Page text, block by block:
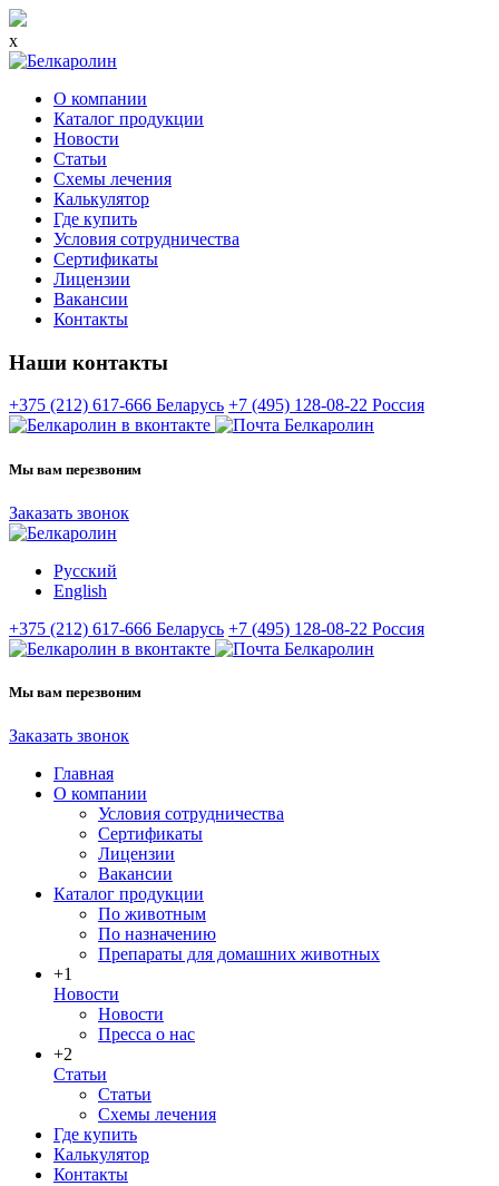
x
О компании
Каталог продукции
Новости
Статьи
Схемы лечения
Калькулятор
Где купить
Условия сотрудничества
Сертификаты
Лицензии
Вакансии
Контакты
Наши контакты
+375 (212) 617-666 Беларусь +7 (495) 128-08-22 Россия
Мы вам перезвоним
Заказать звонок
Русский
English
+375 (212) 617-666 Беларусь +7 (495) 128-08-22 Россия
Мы вам перезвоним
Заказать звонок
Главная
О компании
Условия сотрудничества
Сертификаты
Лицензии
Вакансии
Каталог продукции
По животным
По назначению
Препараты для домашних животных
+1
Новости
Новости
Пресса о нас
+2
Статьи
Статьи
Схемы лечения
Где купить
Калькулятор
Контакты